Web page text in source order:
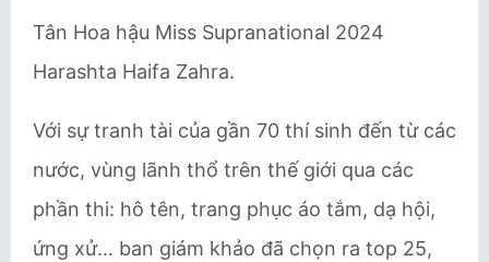
Tân Hoa hậu Miss Supranational 2024
Harashta Haifa Zahra.
Với sự tranh tài của gần 70 thí sinh đến từ các
nước, vùng lãnh thổ trên thế giới qua các
phần thi: hô tên, trang phục áo tắm, dạ hội,
ứng xử… ban giám khảo đã chọn ra top 25,